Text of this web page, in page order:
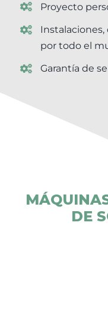
Proyecto
Instalaciones,
por todo el
Garantía de
DE
utiliza para la
ordenada,